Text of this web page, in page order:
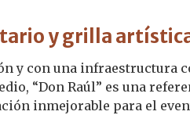
y grilla
y con una infraestructura
“Don Raúl” es una
inmejorable para el